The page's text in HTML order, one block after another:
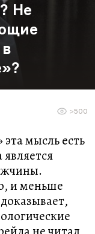
Не
>500
мысль есть
и меньше